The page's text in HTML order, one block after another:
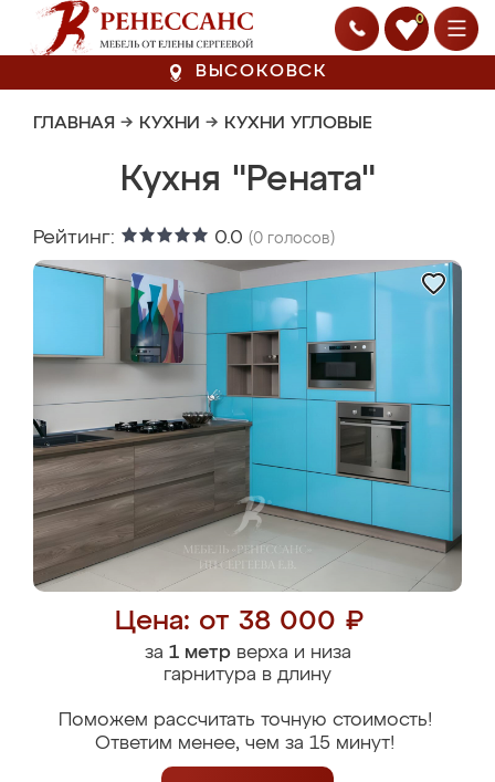
0
ВЫСОКОВСК
ГЛАВНАЯ → КУХНИ → КУХНИ УГЛОВЫЕ
Кухня "Рената"
Рейтинг: 0.0 (0 голосов)
Цена: от 38 000 ₽
за 1 метрверха и низа
гарнитура в длину
Поможем рассчитать точную стоимость!
Ответим менее, чем за 15 минут!